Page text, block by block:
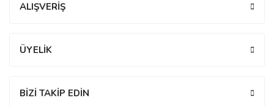
ALIŞVERİŞ
ÜYELİK
BİZİ TAKİP EDİN